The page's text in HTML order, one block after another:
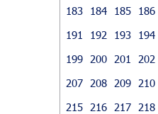
183
184 185 186
191
192 193 194
199
200 201 202
207
208 209 210
215
216 217 218